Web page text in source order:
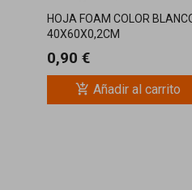
HOJA FOAM COLOR
40X60X0,2CM
0,90 €
add_shopping_cart Añadir al carrito